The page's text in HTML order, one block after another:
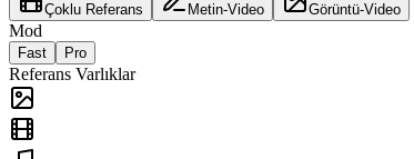
Çoklu Referans Metin-Video Görüntü-Video
Mod
Fast Pro
Referans Varlıklar